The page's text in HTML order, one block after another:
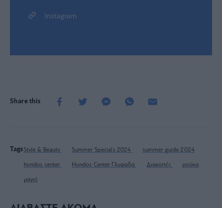
Instagram
Share this
TagsStyle & Beauty Summer Specials 2024 summer guide 2024
hondos center Hondos Center Γλυφαδα Διακοπές ρούχα
μαγιό